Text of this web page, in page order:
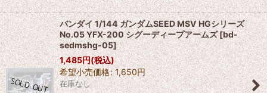
バンダイ 1/144 ガンダムSEED MSV HGシリーズ
No.05 YFX-200 シグーディープアームズ [bd-
sedmshg-05]
1,485円(税込)
希望小売価格: 1,650円
在庫なし